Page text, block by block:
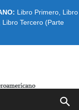
Libro Primero Libro
Libro Tercero (Parte